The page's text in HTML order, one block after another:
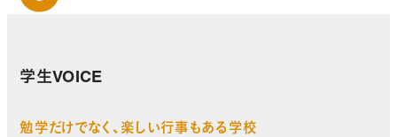
学生VOICE
勉学だけでなく、楽しい行事もある学校